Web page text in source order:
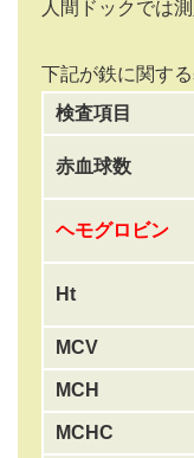
人間ドックでは
下記が鉄に関す
検査項目
赤血球数
ヘモグロビン
Ht
MCV
MCH
MCHC